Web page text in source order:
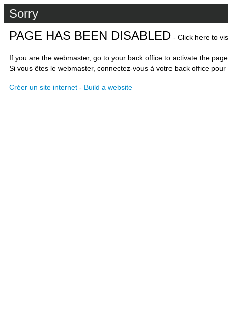
Sorry
PAGE HAS BEEN DISABLED - Click here to
If you are the webmaster, go to your back office to activate the
Si vous êtes le webmaster, connectez-vous à votre back office
Créer un site internet - Build a website